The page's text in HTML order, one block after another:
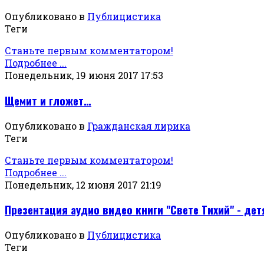
Опубликовано в Публицистика
Теги
Станьте первым комментатором!
Подробнее ...
Понедельник, 19 июня 2017 17:53
Щемит и гложет…
Опубликовано в Гражданская лирика
Теги
Станьте первым комментатором!
Подробнее ...
Понедельник, 12 июня 2017 21:19
Презентация аудио видео книги "Свете Тихий" -
Опубликовано в Публицистика
Теги